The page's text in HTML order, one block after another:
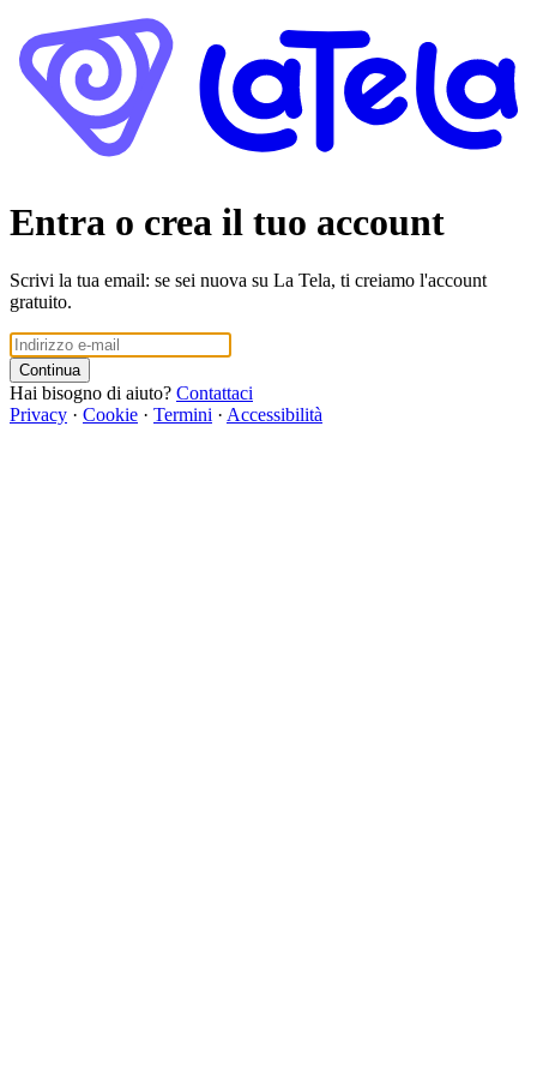
Entra o crea il tuo account
Scrivi la tua email: se sei nuova su La Tela, ti creiamo l'account
gratuito.
Continua
Hai bisogno di aiuto? Contattaci
Privacy · Cookie · Termini · Accessibilità